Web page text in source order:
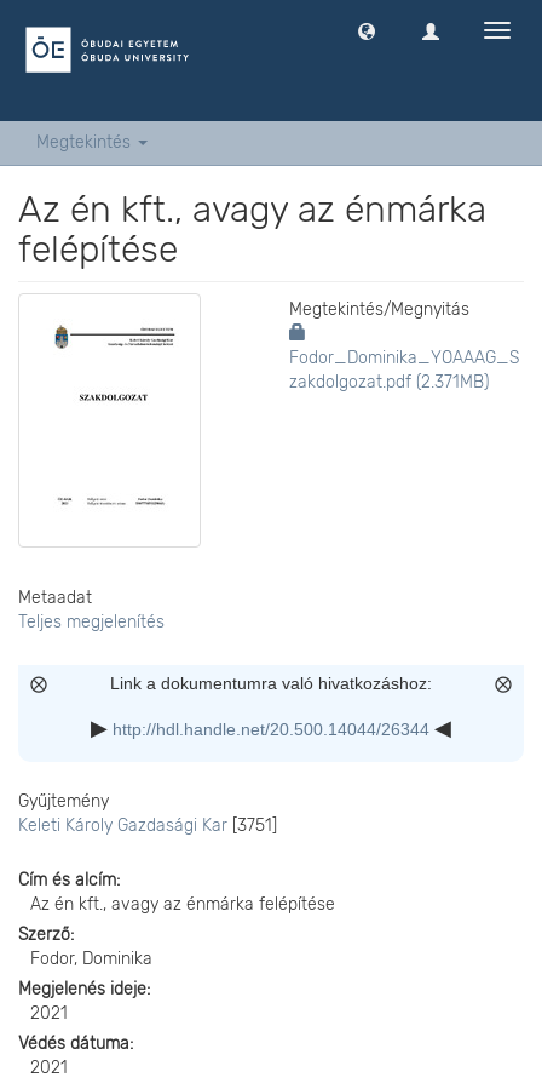
Megtekintés
Az én kft., avagy az énmárka
felépítése
Megtekintés/Megnyitás
Fodor_Dominika_YOAAAG_S
zakdolgozat.pdf (2.371MB)
Metaadat
Teljes megjelenítés
Link a dokumentumra való hivatkozáshoz:
http://hdl.handle.net/20.500.14044/26344
Gyűjtemény
Keleti Károly Gazdasági Kar [3751]
Cím és alcím
Az én kft., avagy az énmárka felépítése
Szerző
Fodor, Dominika
Megjelenés ideje
2021
Védés dátuma
2021